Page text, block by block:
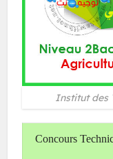
Institut des
Concours